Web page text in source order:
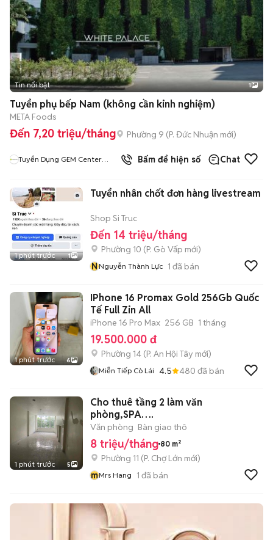
Tin nổi bật 1
Tuyển phụ bếp Nam (không cần kinh nghiệm)
META Foods
Đến 7,20 triệu/tháng Phường 9 (P. Đức Nhuận mới)
Tuyển Dụng GEM Center
Bấm để hiện số Chat
1 phút trước 1
Tuyển nhân chốt đơn hàng livestream
Shop Si Truc
Đến 14 triệu/tháng
Phường 10 (P. Gò Vấp mới)
NNguyễn Thành Lực 1 đã bán
1 phút trước 6
IPhone 16 Promax Gold 256Gb Quốc
Tế Full Zin All
iPhone 16 Pro Max 256 GB 1 tháng
19.500.000 đ
Phường 14 (P. An Hội Tây mới)
Miễn Tiếp Cò Lái 4.5 480 đã bán
1 phút trước 5
Cho thuê tầng 2 làm văn
phòng,SPA….
Văn phòng Bàn giao thô
8 triệu/tháng 80 m²
Phường 11 (P. Chợ Lớn mới)
mMrs Hang 1 đã bán